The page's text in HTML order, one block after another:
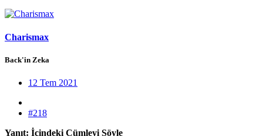
Charismax
Back'in Zeka
12 Tem 2021
#218
Yanıt: İçindeki Cümleyi Söyle